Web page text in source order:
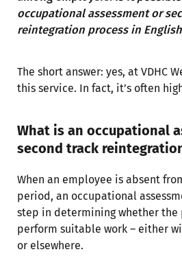
occupational assessment or
reintegration process in
The short answer: yes, at VDHC
this service. In fact, it’s often
What is an occupational
second track
When an employee is absent
period, an occupational
step in determining whether the
perform suitable work – either
or elsewhere.